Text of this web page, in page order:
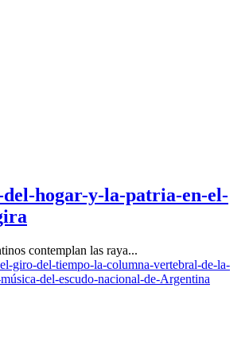
hogar-y-la-patria-en-el-
contemplan las raya...